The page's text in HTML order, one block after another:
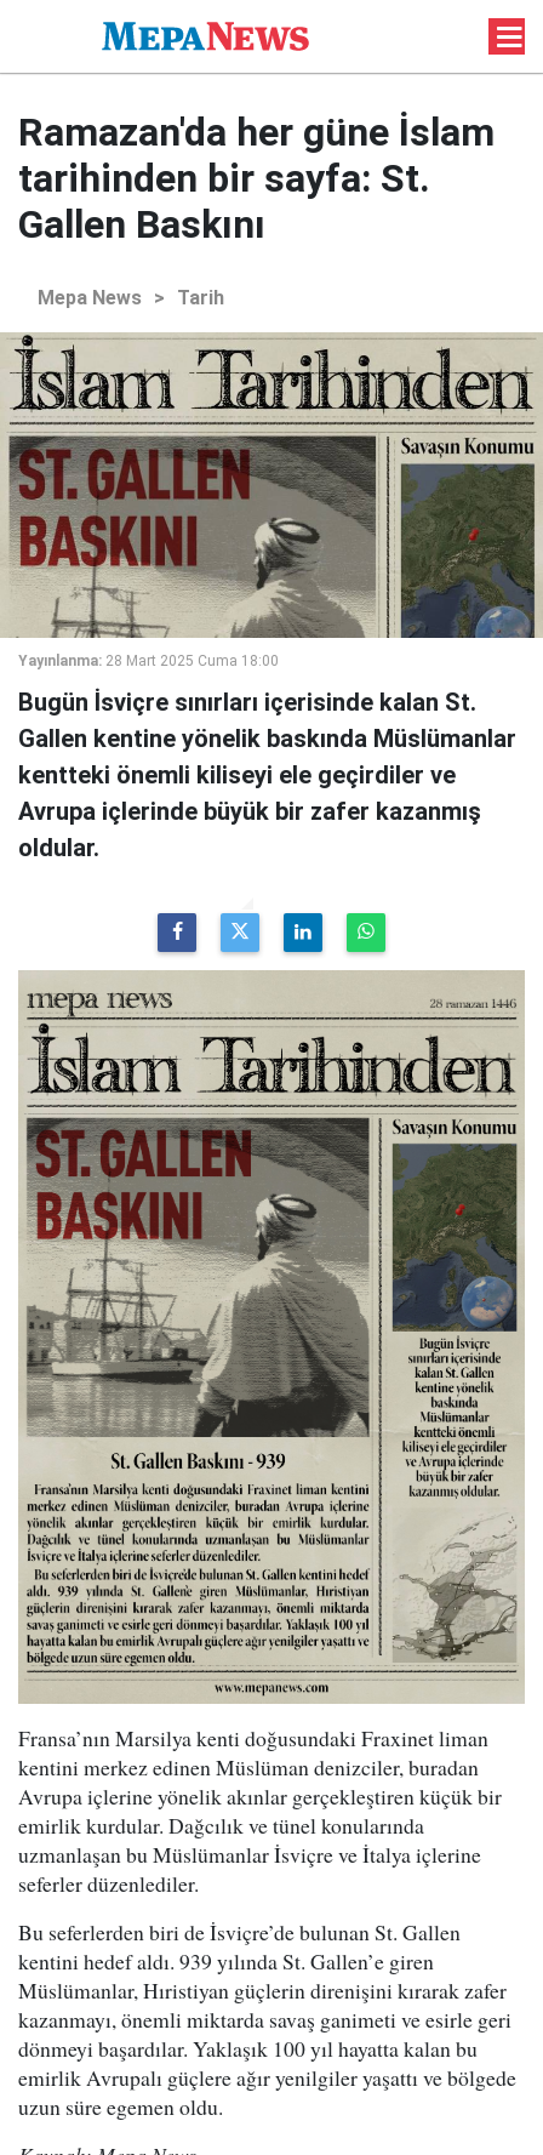
Ramazan'da her güne İslam
tarihinden bir sayfa: St.
Gallen Baskını
Mepa News > Tarih
Yayınlanma: 28 Mart 2025 Cuma 18:00
Bugün İsviçre sınırları içerisinde kalan St.
Gallen kentine yönelik baskında Müslümanlar
kentteki önemli kiliseyi ele geçirdiler ve
Avrupa içlerinde büyük bir zafer kazanmış
oldular.
Fransa’nın Marsilya kenti doğusundaki Fraxinet liman
kentini merkez edinen Müslüman denizciler, buradan
Avrupa içlerine yönelik akınlar gerçekleştiren küçük bir
emirlik kurdular. Dağcılık ve tünel konularında
uzmanlaşan bu Müslümanlar İsviçre ve İtalya içlerine
seferler düzenlediler.
Bu seferlerden biri de İsviçre’de bulunan St. Gallen
kentini hedef aldı. 939 yılında St. Gallen’e giren
Müslümanlar, Hıristiyan güçlerin direnişini kırarak zafer
kazanmayı, önemli miktarda savaş ganimeti ve esirle geri
dönmeyi başardılar. Yaklaşık 100 yıl hayatta kalan bu
emirlik Avrupalı güçlere ağır yenilgiler yaşattı ve bölgede
uzun süre egemen oldu.